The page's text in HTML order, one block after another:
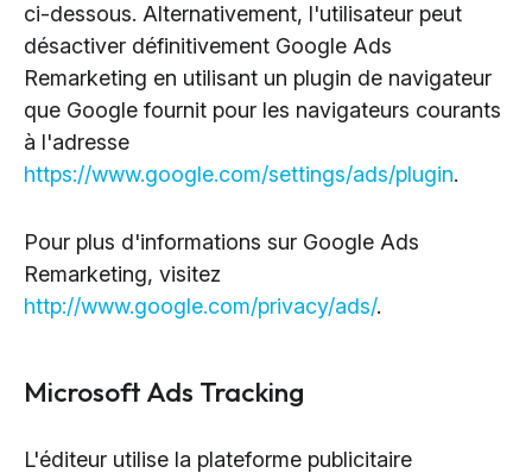
ci-dessous. Alternativement, l'utilisateur peut
désactiver définitivement Google Ads
Remarketing en utilisant un plugin de navigateur
que Google fournit pour les navigateurs courants
à l'adresse
https://www.google.com/settings/ads/plugin.
Pour plus d'informations sur Google Ads
Remarketing, visitez
http://www.google.com/privacy/ads/.
Microsoft Ads Tracking
L'éditeur utilise la plateforme publicitaire